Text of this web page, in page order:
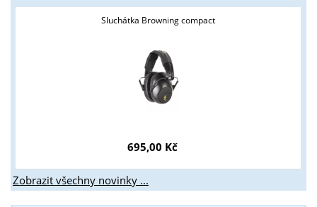
Sluchátka Browning compact
695,00 Kč
Zobrazit všechny novinky ...